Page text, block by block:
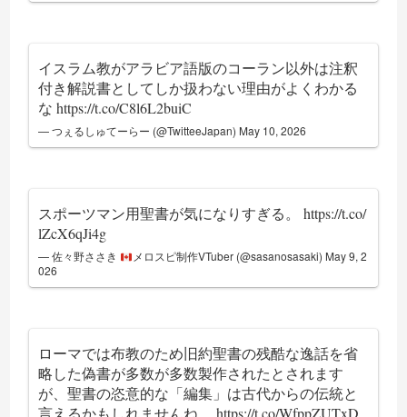
イスラム教がアラビア語版のコーラン以外は注釈
付き解説書としてしか扱わない理由がよくわかる
なhttps://t.co/C8l6L2buiC
— つぇるしゅてーらー (@TwitteeJapan) May 10, 2026
スポーツマン用聖書が気になりすぎる。https://t.co/
lZcX6qJi4g
— 佐々野ささき メロスピ制作VTuber (@sasanosasaki) May 9, 2
026
ローマでは布教のため旧約聖書の残酷な逸話を省
略した偽書が多数が多数製作されたとされます
が、聖書の恣意的な「編集」は古代からの伝統と